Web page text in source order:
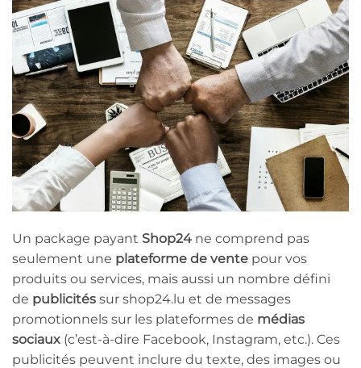
Un package payant Shop24 ne comprend pas
seulement une plateforme de vente pour vos
produits ou services, mais aussi un nombre défini
de publicités sur shop24.lu et de messages
promotionnels sur les plateformes de médias
sociaux (c’est-à-dire Facebook, Instagram, etc.). Ces
publicités peuvent inclure du texte, des images ou